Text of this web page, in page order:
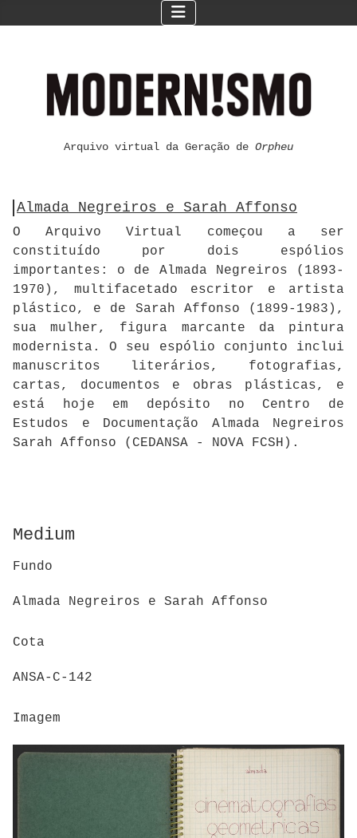
Arquivo virtual da Geração de Orpheu
Almada Negreiros e Sarah Affonso
O Arquivo Virtual começou a ser
constituído por dois espólios
importantes: o de Almada Negreiros (1893-
1970), multifacetado escritor e artista
plástico, e de Sarah Affonso (1899-1983),
sua mulher, figura marcante da pintura
modernista. O seu espólio conjunto inclui
manuscritos literários, fotografias,
cartas, documentos e obras plásticas, e
está hoje em depósito no Centro de
Estudos e Documentação Almada Negreiros
Sarah Affonso (CEDANSA - NOVA FCSH).
Medium
Fundo
Almada Negreiros e Sarah Affonso
Cota
ANSA-C-142
Imagem